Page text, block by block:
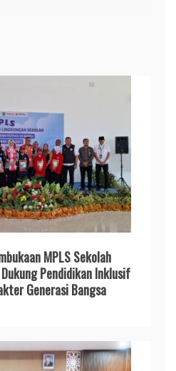
MPLS Sekolah
Pendidikan Inklusif
Generasi Bangsa